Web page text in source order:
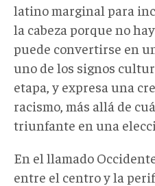
latino marginal para
la cabeza porque no
puede convertirse en
uno de los signos
etapa, y expresa una
racismo, más allá de
triunfante en una
En el llamado
entre el centro y la